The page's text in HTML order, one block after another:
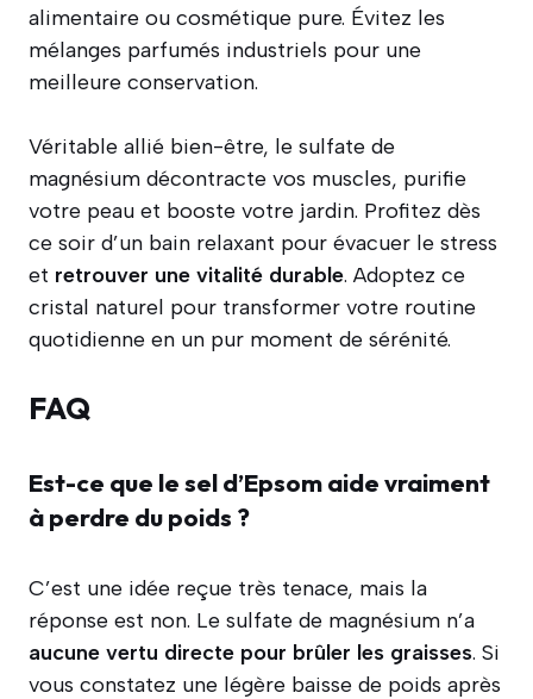
alimentaire ou cosmétique pure. Évitez les
mélanges parfumés industriels pour une
meilleure conservation.
Véritable allié bien-être, le sulfate de
magnésium décontracte vos muscles, purifie
votre peau et booste votre jardin. Profitez dès
ce soir d’un bain relaxant pour évacuer le stress
et retrouver une vitalité durable. Adoptez ce
cristal naturel pour transformer votre routine
quotidienne en un pur moment de sérénité.
FAQ
Est-ce que le sel d’Epsom aide vraiment
à perdre du poids ?
C’est une idée reçue très tenace, mais la
réponse est non. Le sulfate de magnésium n’a
aucune vertu directe pour brûler les graisses. Si
vous constatez une légère baisse de poids après